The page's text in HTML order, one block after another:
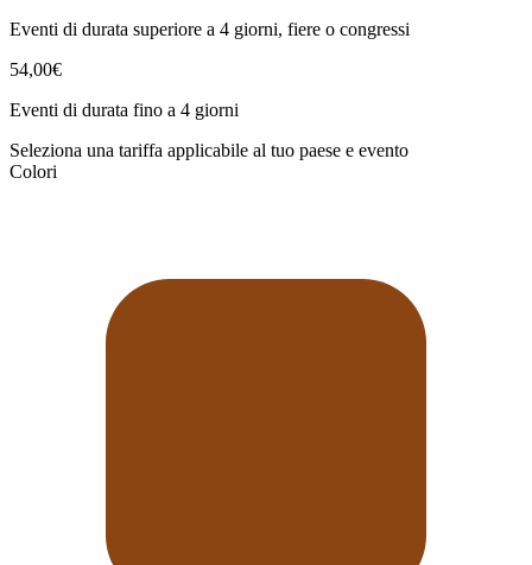
Eventi di durata superiore a 4 giorni, fiere o congressi
54,00€
Eventi di durata fino a 4 giorni
Seleziona una tariffa applicabile al tuo paese e evento
Colori